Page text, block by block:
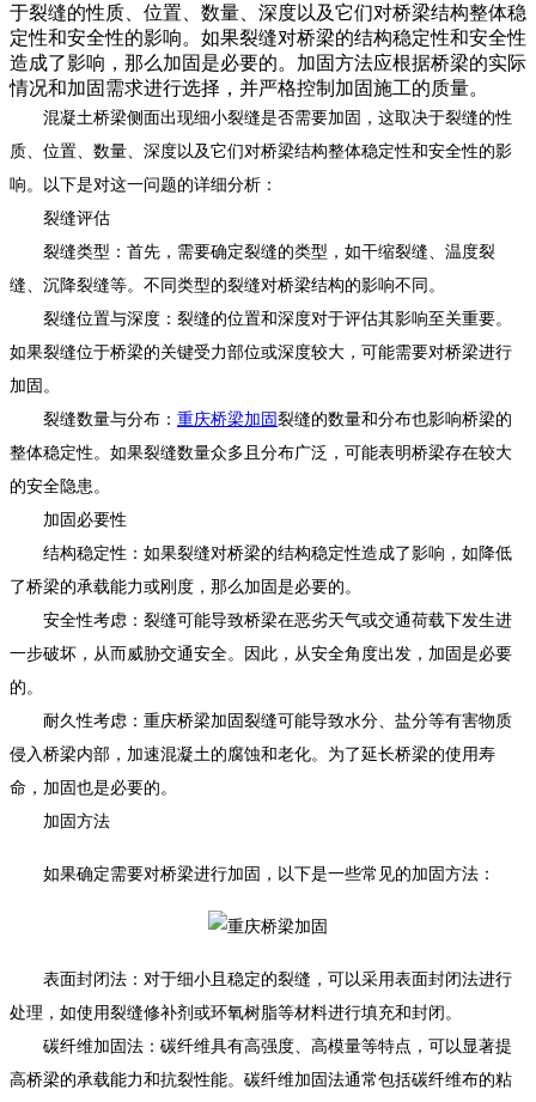
于裂缝的性质、位置、数量、深度以及它们对桥梁结构整体稳
定性和安全性的影响。如果裂缝对桥梁的结构稳定性和安全性
造成了影响，那么加固是必要的。加固方法应根据桥梁的实际
情况和加固需求进行选择，并严格控制加固施工的质量。
混凝土桥梁侧面出现细小裂缝是否需要加固，这取决于裂缝的性
质、位置、数量、深度以及它们对桥梁结构整体稳定性和安全性的影
响。以下是对这一问题的详细分析：
裂缝评估
裂缝类型：首先，需要确定裂缝的类型，如干缩裂缝、温度裂
缝、沉降裂缝等。不同类型的裂缝对桥梁结构的影响不同。
裂缝位置与深度：裂缝的位置和深度对于评估其影响至关重要。
如果裂缝位于桥梁的关键受力部位或深度较大，可能需要对桥梁进行
加固。
裂缝数量与分布： 重庆桥梁加固 裂缝的数量和分布也影响桥梁的
整体稳定性。如果裂缝数量众多且分布广泛，可能表明桥梁存在较大
的安全隐患。
加固必要性
结构稳定性：如果裂缝对桥梁的结构稳定性造成了影响，如降低
了桥梁的承载能力或刚度，那么加固是必要的。
安全性考虑：裂缝可能导致桥梁在恶劣天气或交通荷载下发生进
一步破坏，从而威胁交通安全。因此，从安全角度出发，加固是必要
的。
耐久性考虑：重庆桥梁加固裂缝可能导致水分、盐分等有害物质
侵入桥梁内部，加速混凝土的腐蚀和老化。为了延长桥梁的使用寿
命，加固也是必要的。
加固方法
如果确定需要对桥梁进行加固，以下是一些常见的加固方法：
表面封闭法：对于细小且稳定的裂缝，可以采用表面封闭法进行
处理，如使用裂缝修补剂或环氧树脂等材料进行填充和封闭。
碳纤维加固法：碳纤维具有高强度、高模量等特点，可以显著提
高桥梁的承载能力和抗裂性能。碳纤维加固法通常包括碳纤维布的粘